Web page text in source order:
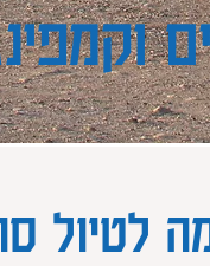
2023- חוצה